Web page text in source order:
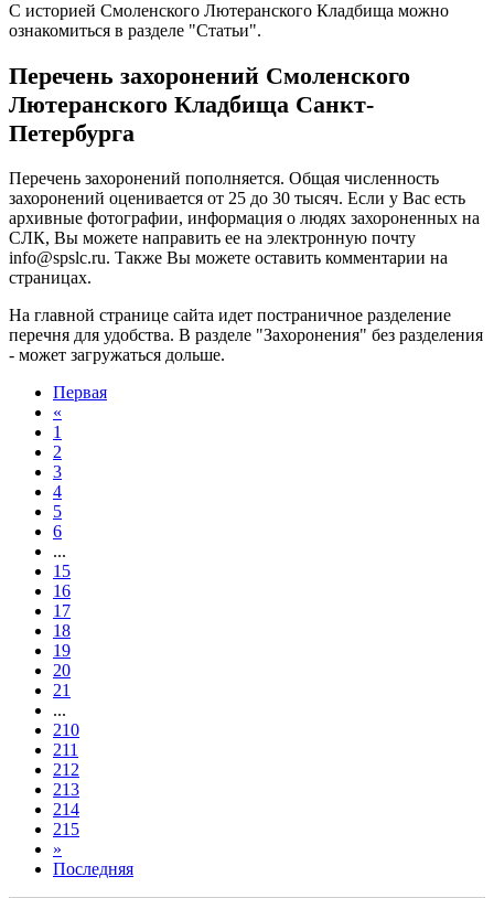
С историей Смоленского Лютеранского Кладбища можно
ознакомиться в разделе "Статьи".
Перечень захоронений Смоленского
Лютеранского Кладбища Санкт-
Петербурга
Перечень захоронений пополняется. Общая численность
захоронений оценивается от 25 до 30 тысяч. Если у Вас есть
архивные фотографии, информация о людях захороненных на
СЛК, Вы можете направить ее на электронную почту
info@spslc.ru. Также Вы можете оставить комментарии на
страницах.
На главной странице сайта идет постраничное разделение
перечня для удобства. В разделе "Захоронения" без разделения
- может загружаться дольше.
Первая
«
1
2
3
4
5
6
...
15
16
17
18
19
20
21
...
210
211
212
213
214
215
»
Последняя